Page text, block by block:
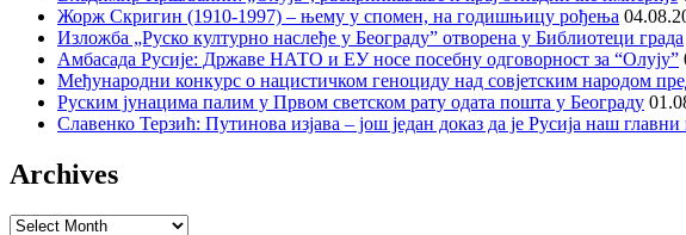
Жорж Скригин (1910-1997) – њему у спомен, на годишњицу рођења
Изложба „Руско културно наслеђе у Београду” отворена у Библиотеци града
Амбасада Русије: Државе НАТО и ЕУ носе посебну одговорност за “Олују”
Међународни конкурс о нацистичком геноциду над совјетским народом
Руским јунацима палим у Првом светском рату одата пошта у Београду
Славенко Терзић: Путинова изјава – још један доказ да је Русија наш
Archives
Archives